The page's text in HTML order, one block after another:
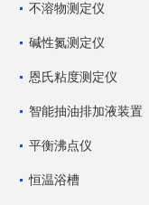
不溶物测定仪
碱性氮测定仪
恩氏粘度测定仪
智能抽油排加液装置
平衡沸点仪
恒温浴槽